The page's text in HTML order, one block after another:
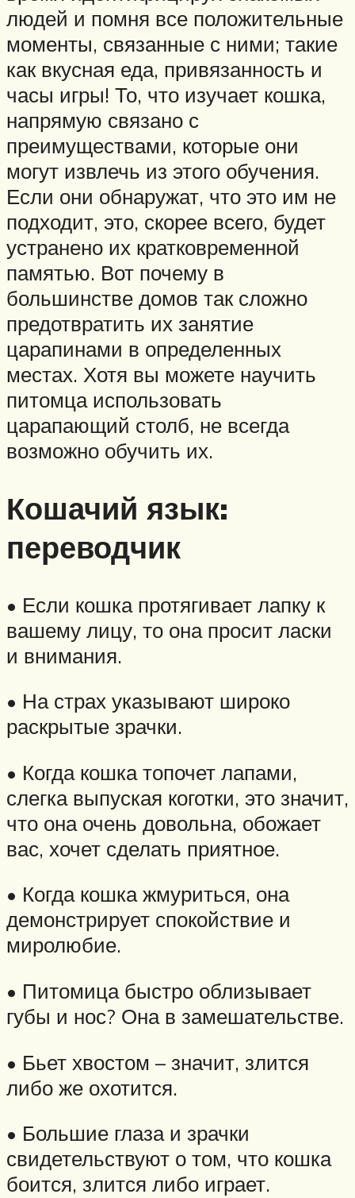
людей и помня все положительные
моменты, связанные с ними; такие
как вкусная еда, привязанность и
часы игры! То, что изучает кошка,
напрямую связано с
преимуществами, которые они
могут извлечь из этого обучения.
Если они обнаружат, что это им не
подходит, это, скорее всего, будет
устранено их кратковременной
памятью. Вот почему в
большинстве домов так сложно
предотвратить их занятие
царапинами в определенных
местах. Хотя вы можете научить
питомца использовать
царапающий столб, не всегда
возможно обучить их.
Кошачий язык:
переводчик
• Если кошка протягивает лапку к
вашему лицу, то она просит ласки
и внимания.
• На страх указывают широко
раскрытые зрачки.
• Когда кошка топочет лапами,
слегка выпуская коготки, это значит,
что она очень довольна, обожает
вас, хочет сделать приятное.
• Когда кошка жмуриться, она
демонстрирует спокойствие и
миролюбие.
• Питомица быстро облизывает
губы и нос? Она в замешательстве.
• Бьет хвостом – значит, злится
либо же охотится.
• Большие глаза и зрачки
свидетельствуют о том, что кошка
боится, злится либо играет.